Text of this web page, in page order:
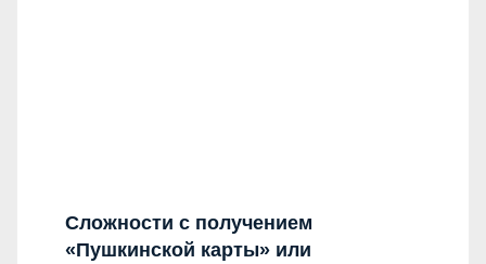
Сложности с получением
«Пушкинской карты» или